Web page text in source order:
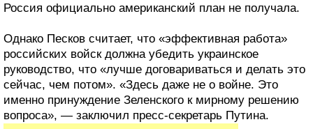
Россия официально американский план не получала.
Однако Песков считает, что «эффективная работа»
российских войск должна убедить украинское
руководство, что «лучше договариваться и делать это
сейчас, чем потом». «Здесь даже не о войне. Это
именно принуждение Зеленского к мирному решению
вопроса», — заключил пресс-секретарь Путина.